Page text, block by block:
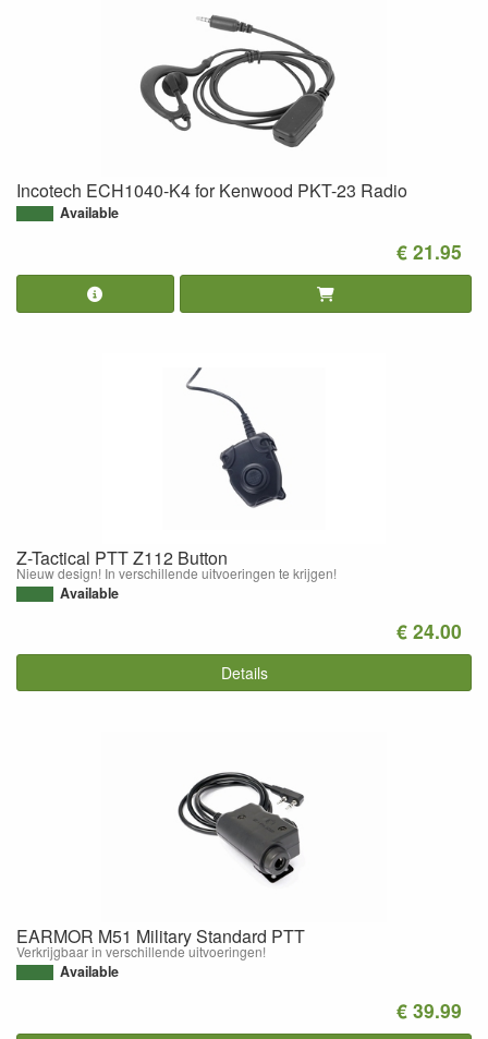
Incotech ECH1040-K4 for Kenwood PKT-23 Radio
Available
€ 21.95
Z-Tactical PTT Z112 Button
Nieuw design! In verschillende uitvoeringen te krijgen!
Available
€ 24.00
Details
EARMOR M51 Military Standard PTT
Verkrijgbaar in verschillende uitvoeringen!
Available
€ 39.99